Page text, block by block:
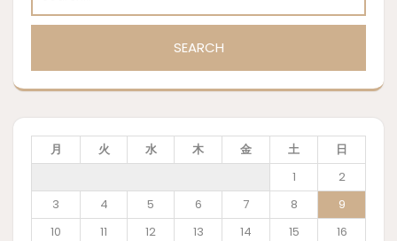
月 火 水 木 金 土
日
1
2
3
4 5 6 7 8
9
10
11 12 13 14 15
16